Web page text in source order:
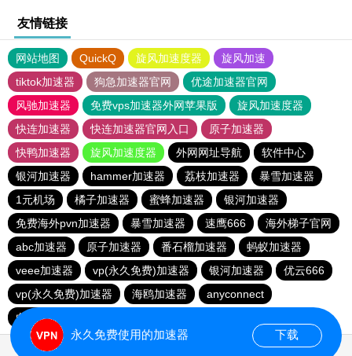
友情链接
网站地图 QuickQ 旋风加速度器
旋风加速
tiktok加速器
狗急加速器官网
优途加速器官网
风驰加速器
免费vps加速器外网苹果版
旋风加速度器
快连加速器
快连加速器官网入口
原子加速器
快鸭加速器
旋风加速度器 外网网址导航
软件中心
银河加速器
hammer加速器 荔枝加速器
暴雪加速器
1元机场
橘子加速器 蜜蜂加速器
银河加速器
免费海外pvn加速器
暴雪加速器 速鹰666
海外梯子官网
abc加速器
原子加速器 番石榴加速器
蚂蚁加速器
veee加速器
vp(永久免费)加速器 银河加速器
优云666
vp(永久免费)加速器
海鸥加速器
anyconnect
白鲸加速器
永久免费使用的加速器 下载